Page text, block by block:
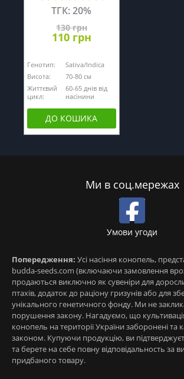
ТГК: 20%
130 грн
110 грн
Генотип:
Sativa/Indica
Висота:
70-80 см
Життєвий
цикл:
60-65 днів від
насінини
ДО КОШИКА
Ми в соц.мережах
Умови угоди
Попередження: Усі насіння конопель,
budda-seeds.com (включаючи замовлення
продаються виключно як сувеніри для
птахів, додаток до раціону гризунів або для
унікального генетичного фонду. Ми не
порушення закону. Нагадуємо, що
конопель на території України заборонені та
законом. Купуючи продукцію, ви
та берете на себе повну відповідальность за
придбаного товару.